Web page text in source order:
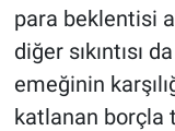
para beklentisi
diğer sıkıntısı
emeğinin
katlanan borçla